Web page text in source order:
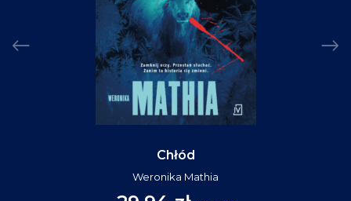
Chłód
Weronika Mathia